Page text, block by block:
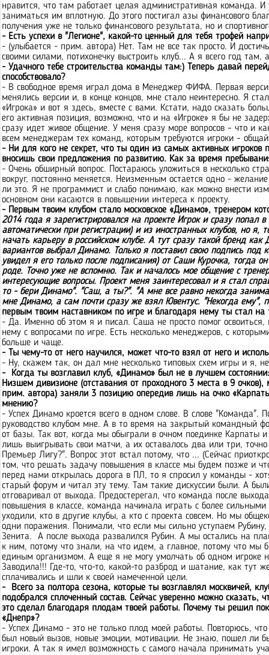
нравится, что там работает целая административная команда.
заниматься им вплотную. До этого постигал азы финансового
получения уже не только финансового результата, но и
- Есть успехи в "Легионе", какой-то ценный для тебя трофей
- (улыбается - прим. автора) Нет. Там не все так просто. И
своими силами, потихонечку выстроить клуб... А я всего год
- Удачного тебе строительства команды там:) Теперь давай
способствовало?
- В свободное время играл дома в Менеджер ФИФА. Первая
менялись версии и, в конце концов, мне стало неинтересно. Я
«Игрока» и вот я здесь, вместе с вами. Кстати, надо сказать
его активная позиция, возможно, что и на «Игроке» я бы не
сразу идет живое общение. У меня сразу море вопросов – что и
всем менеджерам тех команд, которым требуются игроки –
- Ни для кого не секрет, что ты один из самых активных
вносишь свои предложения по развитию. Как за время
- Очень обширный вопрос. Постараюсь уложиться в несколько
вокруг, постоянно меняется. Неизменным остается одно -
ли это. Я не программист и слабо понимаю, как можно внести
основном они касаются в повышении интереса к проекту.
- Первым твоим клубом стало московское «Динамо», тренером
2014 года я зарегистрировался на проекте Игрок и сразу
автоматически при регистрации) и из иностранных клубов, но
начать карьеру в российском клубе. А тут сразу такой бренд
вариантов выбрал Динамо. Только я поставил свою подпись
увидел я его только после подписания) от Саши Курочка, тогда
роде. Точно уже не вспомню. Так и началось мое общение с
интересующие вопросы. Проект меня заинтересовал и я стал
то - бери Динамо". "Саш, а ты?". "А мне все равно некогда
мне Динамо, а сам почти сразу же взял Ювентус. "Некогда ему",
первым твоим наставником по игре и благодаря нему ты стал на
- Да. Именно об этом я и писал. Саша не просто помог
нему с вопросами по игре. Есть несколько менеджеров, с
больше и чаще.
- Ты чему-то от него научился, может что-то взял от него и
- Ну, скажем так, он дал мне несколько типовых схем игры и я,
- Когда ты возглавил клуб, «Динамо» был не в лучшем
Низшем дивизионе (отставания от проходного 3 места в 9
прим. автора) заняли 3 позицию опередив лишь на очко
мнению?
- Успех Динамо кроется всего в одном слове. В слове
руководство клубом мне. А в то время на закрытый командный
от базы. Так вот, когда мы обыграли в очном поединке Карпаты
лишь выигрывать свои матчи, а их оставалось два или три,
Премьер Лигу?". Вопрос этот встал потому, что ... (Сейчас
том, что решать задачу повышения в классе мы будем позже и
перед нами открылась дорога в ПЛ, то я спросил у команды -
старый форум и читал эту тему. Там такие дискуссии были. А
отговаривал от выхода. Предостерегал, что команда после
повышения в классе, команда начинала играть с более
уходили, кто в другие клубы, а кто с проекта совсем. Но мы
одни поражения. Понимали, что если мы сильно уступаем
Зенита. А после выхода развалился Рубин. А мы остались на
к ним, потому что знали, на что идем, а главное, потому что
единым организмом. А еще я не могу умолчать об одном
Заводила!!! Где-то, что-то, какой-то разброд и шатание, как тут
сплачивались и шли к своей намеченной цели.
- Всего за полтора сезона, которые ты возглавлял москвичей,
подобрался сплоченный состав. Сейчас уверенно можно
это сделал благодаря плодам твоей работы. Почему ты решил
«Днепр»?
- Успех Динамо - это не только плод моей работы. Повторюсь,
был новый вызов, новые эмоции, мотивации. Не знаю, пошел ли
игроки. А так я имел возможность с самого начала принимать